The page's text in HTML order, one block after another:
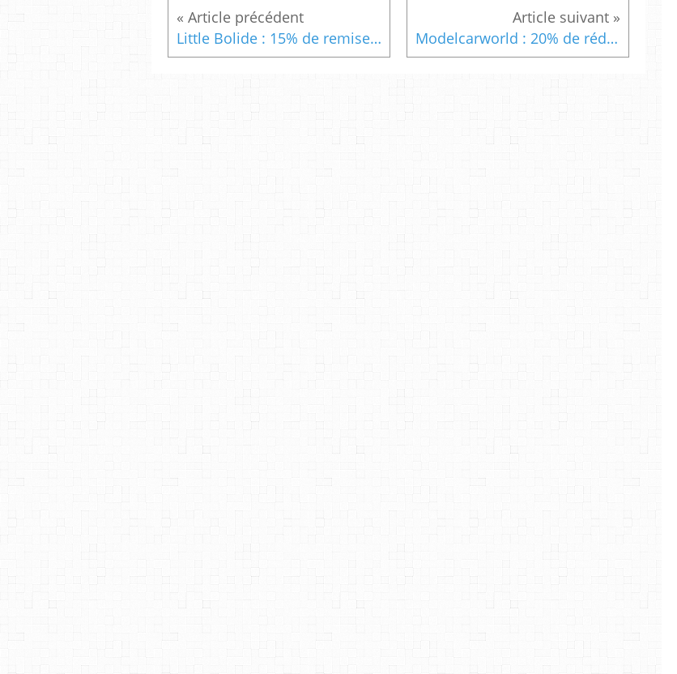
Little Bolide : 15% de remise sur (presque) tout le site Modelcarworld : 20% de réduction sur les miniatures 1/64